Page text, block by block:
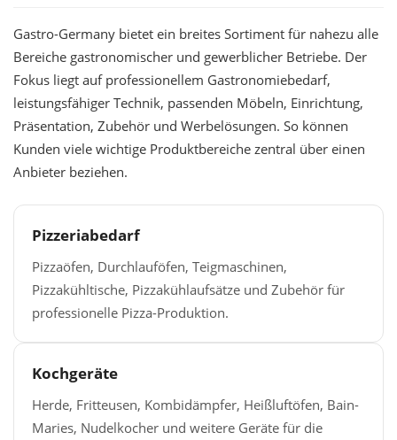
Gastro-Germany bietet ein breites Sortiment für nahezu alle
Bereiche gastronomischer und gewerblicher Betriebe. Der
Fokus liegt auf professionellem Gastronomiebedarf,
leistungsfähiger Technik, passenden Möbeln, Einrichtung,
Präsentation, Zubehör und Werbelösungen. So können
Kunden viele wichtige Produktbereiche zentral über einen
Anbieter beziehen.
Pizzeriabedarf
Pizzaöfen, Durchlauföfen, Teigmaschinen,
Pizzakühltische, Pizzakühlaufsätze und Zubehör für
professionelle Pizza-Produktion.
Kochgeräte
Herde, Fritteusen, Kombidämpfer, Heißluftöfen, Bain-
Maries, Nudelkocher und weitere Geräte für die